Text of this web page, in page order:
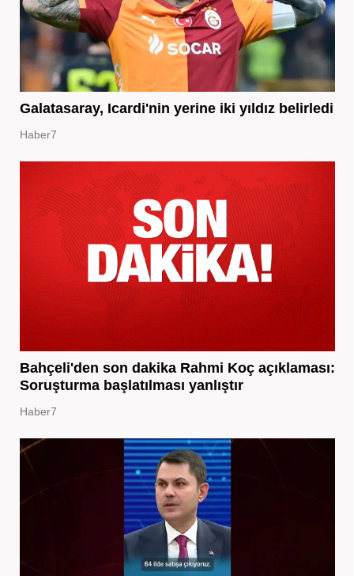
Galatasaray, Icardi'nin yerine iki yıldız belirledi
Haber7
Bahçeli'den son dakika Rahmi Koç açıklaması:
Soruşturma başlatılması yanlıştır
Haber7